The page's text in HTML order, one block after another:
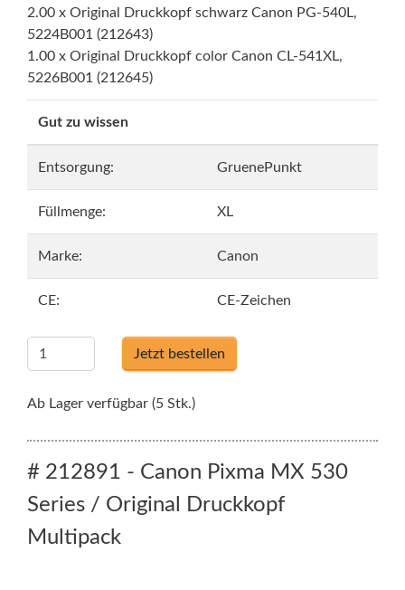
2.00 x Original Druckkopf schwarz Canon PG-540L,
5224B001 (212643)
1.00 x Original Druckkopf color Canon CL-541XL,
5226B001 (212645)
Gut zu wissen
Entsorgung: GruenePunkt
Füllmenge: XL
Marke: Canon
CE: CE-Zeichen
Jetzt bestellen
Ab Lager verfügbar (5 Stk.)
# 212891 - Canon Pixma MX 530
Series / Original Druckkopf
Multipack